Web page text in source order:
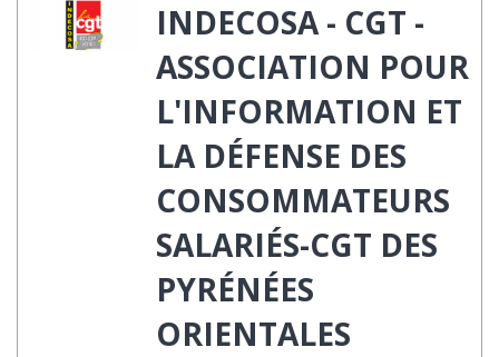
INDECOSA - CGT -
ASSOCIATION POUR
L'INFORMATION ET
LA DÉFENSE DES
CONSOMMATEURS
SALARIÉS-CGT DES
PYRÉNÉES
ORIENTALES